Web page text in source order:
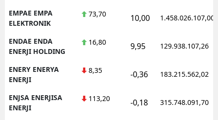
EMPAE EMPA
ELEKTRONIK
73,70 10,00 1.458.026.107,00
ENDAE ENDA
ENERJI HOLDING
16,80 9,95 129.938.107,26
ENERY ENERYA
ENERJI
8,35 -0,36 183.215.562,02
ENJSA ENERJISA
ENERJI
113,20 -0,18 315.748.091,70